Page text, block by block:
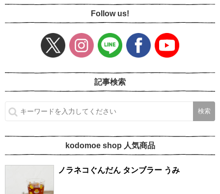
Follow us!
記事検索
kodomoe shop 人気商品
ノラネコぐんだん タンブラー うみ